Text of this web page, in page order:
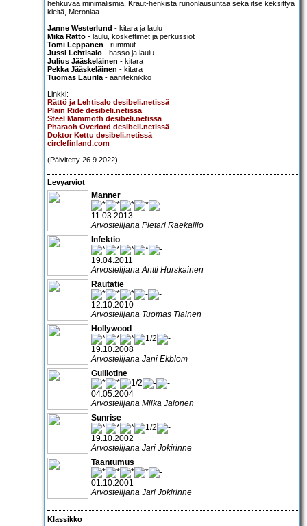
hehkuvaa minimalismia, Kraut-henkistä runonlausuntaa sekä itse keksittyä
kieltä, Meroniaa.
Janne Westerlund - kitara ja laulu
Mika Rättö - laulu, koskettimet ja perkussiot
Tomi Leppänen - rummut
Jussi Lehtisalo - basso ja laulu
Julius Jääskeläinen - kitara
Pekka Jääskeläinen - kitara
Tuomas Laurila - ääniteknikko
Linkki:
Rättö ja Lehtisalo desibeli.netissä
Plain Ride desibeli.netissä
Steel Mammoth desibeli.netissä
Pharaoh Overlord desibeli.netissä
Doktor Kettu desibeli.netissä
circlefinland.com
(Päivitetty 26.9.2022)
Levyarviot
Manner
11.03.2013
Arvostelijana Pietari Raekallio
Infektio
19.04.2011
Arvostelijana Antti Hurskainen
Rautatie
12.10.2010
Arvostelijana Tuomas Tiainen
Hollywood
19.10.2008
Arvostelijana Jani Ekblom
Guillotine
04.05.2004
Arvostelijana Miika Jalonen
Sunrise
19.10.2002
Arvostelijana Jari Jokirinne
Taantumus
01.10.2001
Arvostelijana Jari Jokirinne
Klassikko